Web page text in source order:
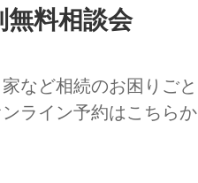
無料相談会
など相続のお困りごと
ライン予約はこちらか